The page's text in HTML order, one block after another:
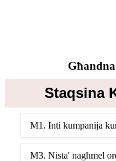
Staqsina
M1. Inti kumpanija
M3. Nista' nagħmel